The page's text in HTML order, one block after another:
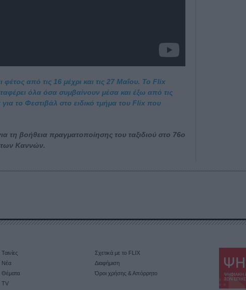
από τις 16 μέχρι και τις 27 Μαΐου. Το Flix
όλα όσα συμβαίνουν μέσα και έξω από τις
το Φεστιβάλ στο ειδικό τμήμα του Flix που
τη βοήθεια πραγματοποίησης του ταξιδιού στο 76ο
των Καννών.
Ταινίες
Νέα
Θέματα
TV
Σχετικά με το FLIX
Διαφήμιση
Όροι χρήσης & Απόρρητο